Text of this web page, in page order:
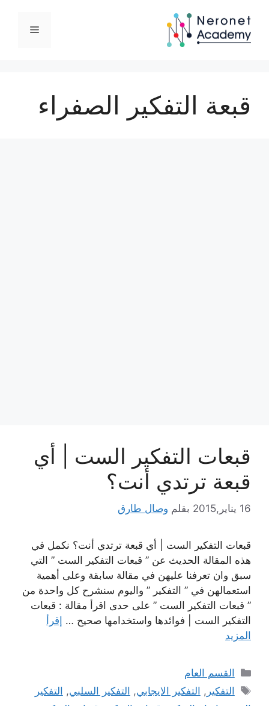
المحتوى
القائمة
قبعة التفكير الصفراء
قبعات التفكير الست | أي
قبعة ترتدي أنت؟
16 يناير,2015 بقلم وصال طارق
قبعات التفكير الست | أي قبعة ترتدي أنت؟ نكمل في
هذه المقالة الحديث عن ” قبعات التفكير الست ” التي
سبق وان تعرفنا عليهن في مقالة سابقة وعلى أهمية
استعمالهن في ” التفكير ” واليوم سنشرح كل واحدة من
” قبعات التفكير الست ” على حدى اقرأ مقالة : قبعات
التفكير الست | فوائدها واستخدامها صحيح … إقرأ
المزيد
التصنيفات
القسم العام
الوسوم
التفكير , التفكير الايجابي, التفكير السلبي, التفكير